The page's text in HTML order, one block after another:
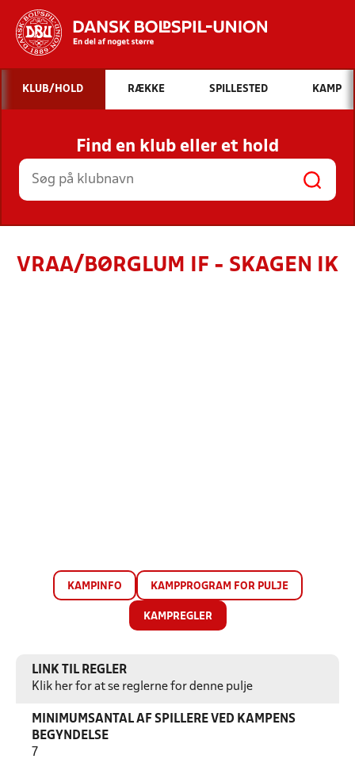
Hvad vil du søge efter?
INDHOLD OG NYHEDER
STILLINGER, RESULTATER, KLUBBER OG
HOLD
KLUB/HOLD RÆKKE SPILLESTED KAMP
Find en klub eller et hold
VRAA/BØRGLUM IF - SKAGEN IK
KAMPINFO KAMPPROGRAM FOR PULJE
KAMPREGLER
LINK TIL REGLER
Klik her for at se reglerne for denne pulje
MINIMUMSANTAL AF SPILLERE VED KAMPENS
BEGYNDELSE
7